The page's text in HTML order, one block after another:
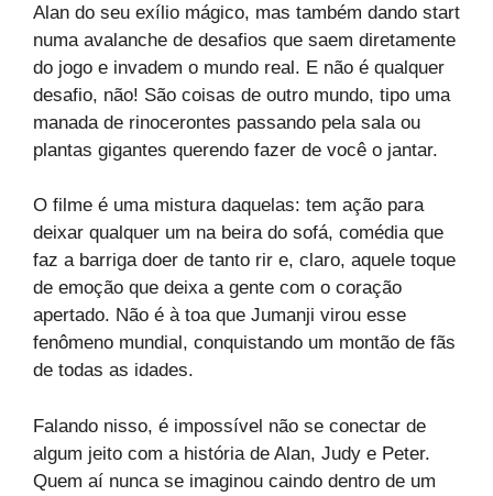
Alan do seu exílio mágico, mas também dando start
numa avalanche de desafios que saem diretamente
do jogo e invadem o mundo real. E não é qualquer
desafio, não! São coisas de outro mundo, tipo uma
manada de rinocerontes passando pela sala ou
plantas gigantes querendo fazer de você o jantar.
O filme é uma mistura daquelas: tem ação para
deixar qualquer um na beira do sofá, comédia que
faz a barriga doer de tanto rir e, claro, aquele toque
de emoção que deixa a gente com o coração
apertado. Não é à toa que Jumanji virou esse
fenômeno mundial, conquistando um montão de fãs
de todas as idades.
Falando nisso, é impossível não se conectar de
algum jeito com a história de Alan, Judy e Peter.
Quem aí nunca se imaginou caindo dentro de um